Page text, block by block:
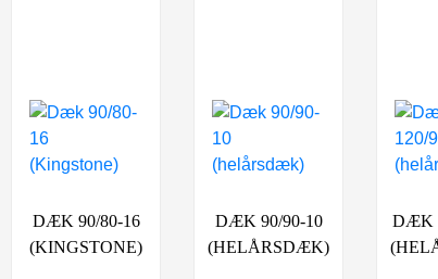
DÆK 90/80-16
(KINGSTONE)
DÆK 90/90-10
(HELÅRSDÆK)
DÆK